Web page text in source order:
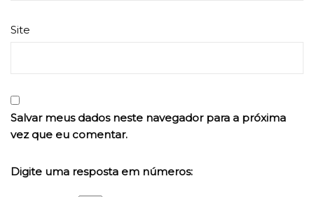
Site
Salvar meus dados neste navegador para a próxima
vez que eu comentar.
Digite uma resposta em números: